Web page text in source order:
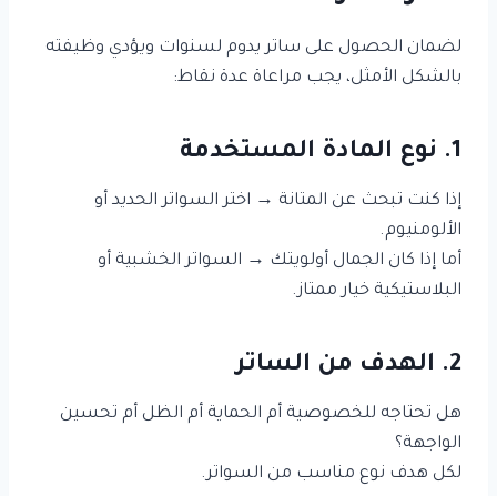
لضمان الحصول على ساتر يدوم لسنوات ويؤدي وظيفته
بالشكل الأمثل، يجب مراعاة عدة نقاط:
1. نوع المادة المستخدمة
إذا كنت تبحث عن المتانة → اختر السواتر الحديد أو
الألومنيوم.
أما إذا كان الجمال أولويتك → السواتر الخشبية أو
البلاستيكية خيار ممتاز.
2. الهدف من الساتر
هل تحتاجه للخصوصية أم الحماية أم الظل أم تحسين
الواجهة؟
لكل هدف نوع مناسب من السواتر.